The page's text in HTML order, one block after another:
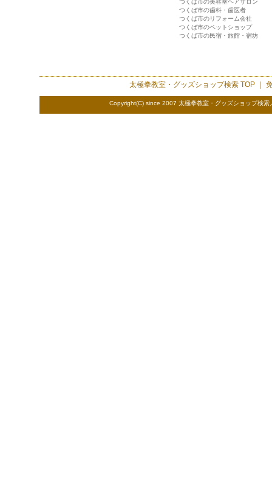
つくば市の美容室ヘアサロン
つくば市の歯科・歯医者
つくば市のリフォーム会社
つくば市のペットショップ
つくば市の民宿・旅館・宿坊
太極拳教室・グッズショップ検索TOP ｜
Copyright(C) since 2007 太極拳教室・グッズショップ検索